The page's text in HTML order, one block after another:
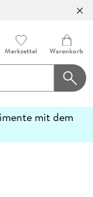
Merkzettel Warenkorb
mit dem